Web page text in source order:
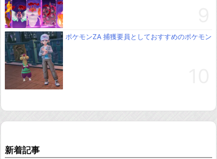
ポケモンZA 捕獲要員としておすすめのポケモン
新着記事